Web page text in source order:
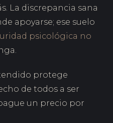
La discrepancia sana
apoyarse; ese suelo
psicológica no
protege
de todos a ser
un precio por